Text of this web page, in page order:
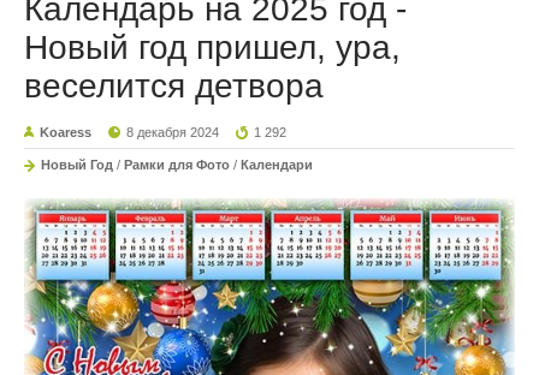
Календарь на 2025 год -
Новый год пришел, ура,
веселится детвора
Koaress 8 декабря 2024 1 292
Новый Год / Рамки для Фото / Календари